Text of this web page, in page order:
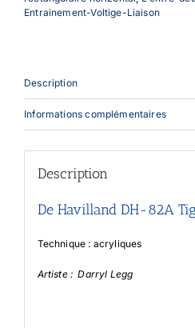
II
Entrainement-Voltige-Liaison
Description
Informations complémentaires
Description
De Havilland DH-82A
Technique : acryliques
Artiste : Darryl Legg